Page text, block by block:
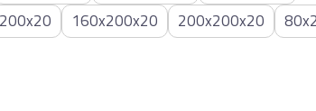
160x200x20 200x200x20